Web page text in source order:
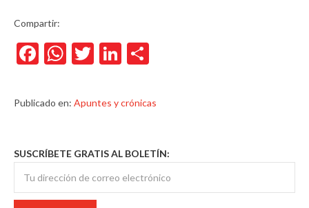
Compartir:
Facebook
WhatsApp
TwitterLinkedIn
Publicado en: Apuntes y crónicas
SUSCRÍBETE GRATIS AL BOLETÍN: